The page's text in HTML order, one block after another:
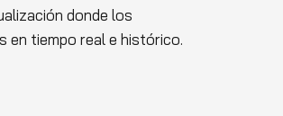
donde los
en tiempo real e histórico.